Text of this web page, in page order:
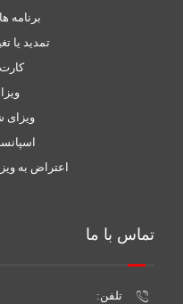
برنامه
تمدید یا
ویزای
اعتراض به
تماس با ما
تلفن: